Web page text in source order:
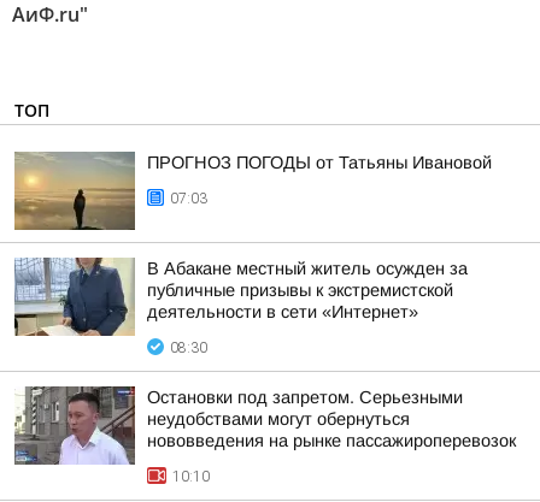
АиФ.ru"
ТОП
ПРОГНОЗ ПОГОДЫ от Татьяны Ивановой
07:03
В Абакане местный житель осужден за
публичные призывы к экстремистской
деятельности в сети «Интернет»
08:30
Остановки под запретом. Серьезными
неудобствами могут обернуться
нововведения на рынке пассажироперевозок
10:10